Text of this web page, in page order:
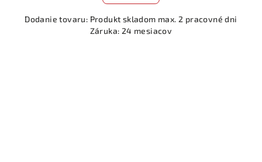
Dodanie tovaru: Produkt skladom max. 2 pracovné dni
Záruka: 24 mesiacov